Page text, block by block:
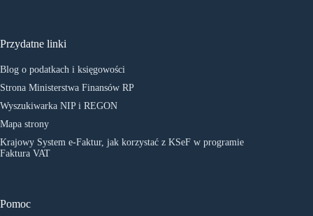
Przydatne linki
Blog o podatkach i księgowości
Strona Ministerstwa Finansów RP
Wyszukiwarka NIP i REGON
Mapa strony
Krajowy System e-Faktur, jak korzystać z KSeF w programie
Faktura VAT
Pomoc